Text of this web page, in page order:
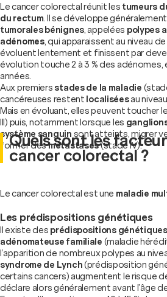
Le cancer colorectal réunit les tumeurs
du rectum. Il se développe
tumorales bénignes, appelées polypes
adénomes, qui apparaissent au niveau
évoluent lentement et finissent par
évolution touche 2 à 3 % des
années.
Aux premiers stades de la maladie
cancéreuses restent localiséesau
Mais en évoluant, elles peuvent toucher
III) puis, notamment lorsque les
système sanguin sont atteints, migrer
former desmétastases(stade IV).
Quels sont les
cancer colorectal ?
Le cancer colorectal est une maladie
Les prédispositions génétiques
Il existe des prédispositions génétiques
adénomateuse familiale (maladie
l’apparition de nombreux polypes au
syndrome de Lynch(prédisposition
certains cancers) augmentent le risque
déclare alors généralement avant l’âge